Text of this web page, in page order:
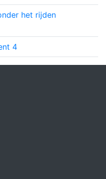
het rijden
4